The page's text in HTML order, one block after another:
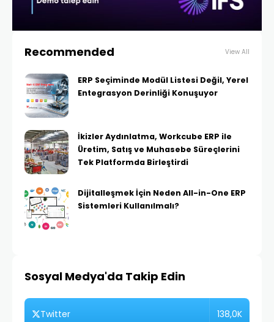
Recommended View All
ERP Seçiminde Modül Listesi Değil, Yerel
Entegrasyon Derinliği Konuşuyor
İkizler Aydınlatma, Workcube ERP ile
Üretim, Satış ve Muhasebe Süreçlerini
Tek Platformda Birleştirdi
Dijitalleşmek İçin Neden All-in-One ERP
Sistemleri Kullanılmalı?
Sosyal Medya'da Takip Edin
Twitter 138,0K